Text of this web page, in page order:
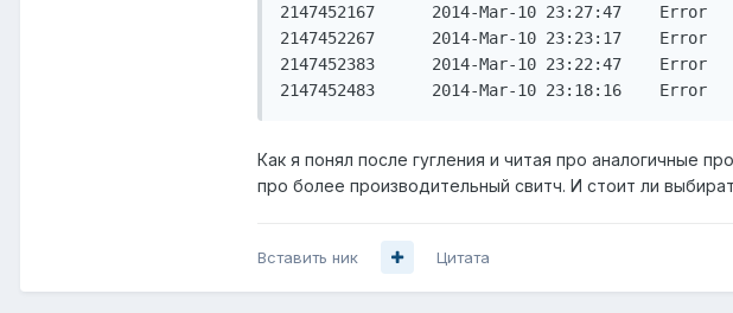
2147452167 	2014-Mar-10 23:27:47	Error 	%ARP-E-ARPTBL: ARP Table Overflow, aggregated (9)
2147452267 	2014-Mar-10 23:23:17	Error 	%ARP-E-ARPTBL: ARP Table Overflow
2147452383 	2014-Mar-10 23:22:47	Error 	%ARP-E-ARPTBL: ARP Table Overflow, aggregated (9)
Как я понял после гугления и читая про аналогичные
про более производительный свитч. И стоит ли
Вставить ник Цитата